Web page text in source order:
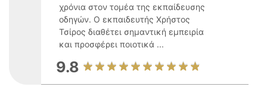
χρόνια στον τομέα της εκπαίδευσης
οδηγών. Ο εκπαιδευτής Χρήστος
Τσίρος διαθέτει σημαντική εμπειρία
και προσφέρει ποιοτικά ...
9.8